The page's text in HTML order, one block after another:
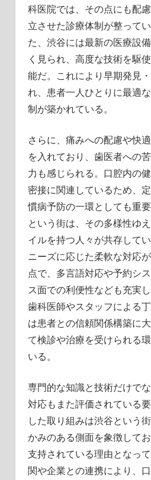
科医院では、その点にも配
立させた診療体制が整って
た、渋谷には最新の医療設
く見られ、高度な技術を駆
能だ。これにより早期発見
れ、患者一人ひとりに最適
制が築かれている。
さらに、痛みへの配慮や快
を入れており、歯医者への
力も感じられる。口腔内の
密接に関連しているため、
慣病予防の一環としても重
という街は、その多様性ゆ
イルを持つ人々が共存して
ニーズに応じた柔軟な対応
点で、多言語対応や予約シ
ス面での利便性なども充実
歯科医師やスタッフによる
は患者との信頼関係構築に
て検診や治療を受けられる
いる。
専門的な知識と技術だけで
対応もまた評価されている
した取り組みは渋谷という
かみのある側面を象徴して
支持されている理由となっ
関や企業との連携により、